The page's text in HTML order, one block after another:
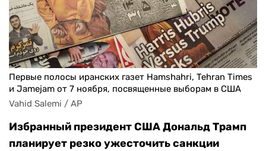
Первые полосы иранских газет Hamshahri, Tehran Times
и Jamejam от 7 ноября, посвященные выборам в США
Vahid Salemi / AP
Избранный президент США Дональд Трамп
планирует резко ужесточить санкции